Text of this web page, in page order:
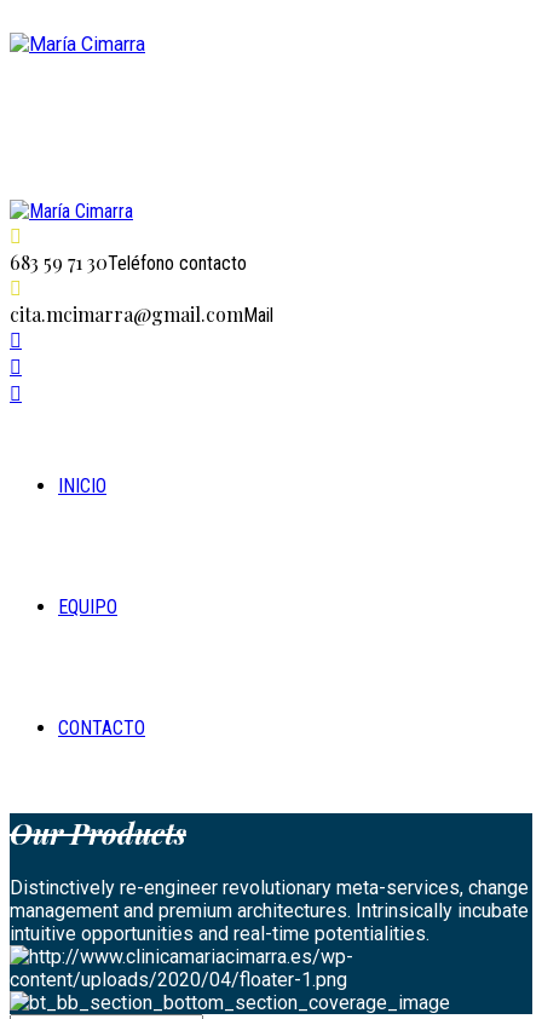
683 59 71 30Teléfono contacto
cita.mcimarra@gmail.comMail
INICIO
EQUIPO
CONTACTO
Our Products
Distinctively re-engineer revolutionary meta-services, change
management and premium architectures. Intrinsically incubate
intuitive opportunities and real-time potentialities.